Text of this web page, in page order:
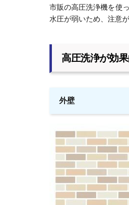
市販の高圧洗浄機を使
水圧が弱いため、注意が
高圧洗浄が効
外壁